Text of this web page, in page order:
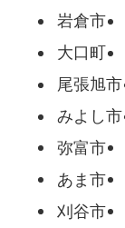
岩倉市
大口町
尾張旭市
みよし市
弥富市
あま市
刈谷市